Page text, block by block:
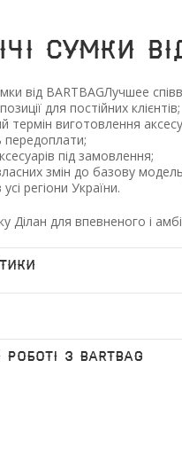
сумки
від BARTBAGЛучшее
для постійних клієнтів;
термін виготовлення
передоплати;
під замовлення;
змін до базову
регіони України.
Ділан для впевненого і
З BARTBAG